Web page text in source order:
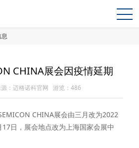
CHINA展会因疫情延期
：迈格诺科官网 游览：486
CHINA展会由三月改为2022
日，展会地点改为上海国家会展中